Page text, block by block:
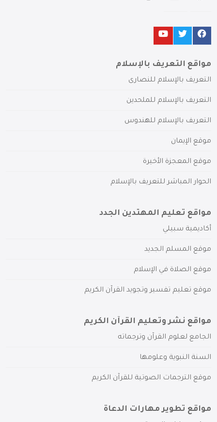
مواقع التعريف بالإسلام
التعريف بالإسلام للنصارى
التعريف بالإسلام للملحدين
التعريف بالإسلام للهندوس
موقع الإيمان
موقع المعجزة الأخيرة
الحوار المباشر للتعريف بالإسلام
مواقع تعليم المهتدين الجدد
أكاديمية سبيلي
موقع المسلم الجديد
موقع الصلاة في الإسلام
موقع تعليم تفسير وتجويد القرآن الكريم
مواقع نشر وتعليم القرآن الكريم
الجامع لعلوم القرآن وترجماته
السنة النبوية وعلومها
موقع الترجمات الصوتية للقرآن الكريم
مواقع تطوير مهارات الدعاة